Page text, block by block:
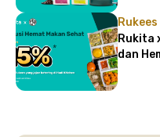
Rukees
Rukita
dan